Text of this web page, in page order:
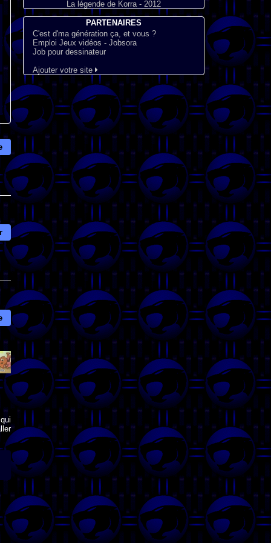
La légende de Korra - 2012
PARTENAIRES
C'est d'ma génération ça, et vous ?
Emploi Jeux vidéos - Jobsora
Job pour dessinateur
Ajouter votre site